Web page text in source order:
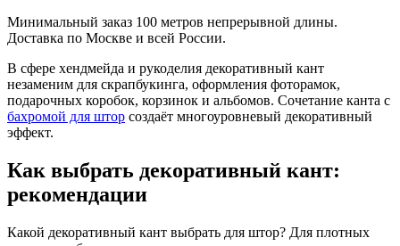
Минимальный заказ 100 метров непрерывной длины.
Доставка по Москве и всей России.
В сфере хендмейда и рукоделия декоративный кант
незаменим для скрапбукинга, оформления фоторамок,
подарочных коробок, корзинок и альбомов. Сочетание канта с
бахромой для штор создаёт многоуровневый декоративный
эффект.
Как выбрать декоративный кант:
рекомендации
Какой декоративный кант выбрать для штор? Для плотных